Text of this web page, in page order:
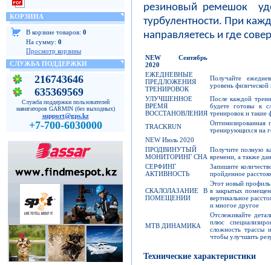
КОРЗИНА
В корзине товаров: 0
На сумму: 0
Просмотр корзины
СЛУЖБА ПОДДЕРЖКИ
216743646
635369569
Служба поддержки пользователей
навигаторов GARMIN (без выходных)
support@gps.kz
+7-700-6030000
резиновый ремешок
турбулентности. При
направляетесь и где
NEW Сентябрь
2020
ЕЖЕДНЕВНЫЕ
ПРЕДЛОЖЕНИЯ
ТРЕНИРОВОК
Получайте
уровень физической
УЛУЧШЕННОЕ
ВРЕМЯ
ВОССТАНОВЛЕНИЯ
После каждой
будете готовы к
тренировок и такие
TRACKRUN
Оптимизированная
тренирующихся на
NEW Июль 2020
ПРОДВИНУТЫЙ
МОНИТОРИНГ СНА
Получите полную
времени, а также
СЕРФИНГ
АКТИВНОСТЬ
Запишите
пройденное
СКАЛОЛАЗАНИЕ В
ПОМЕЩЕНИИ
Этот новый профиль
в закрытых
вертикальное
и многое другое
MTB ДИНАМИКА
Отслеживайте
плюс
сложность трассы
чтобы улучшить
Технические характеристики